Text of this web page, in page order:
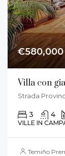
€580,000
Villa con
3 4
VILLE IN
Temiño